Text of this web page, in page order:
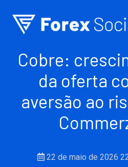
Cobre:
da oferta
aversão ao
22 de maio de 2026